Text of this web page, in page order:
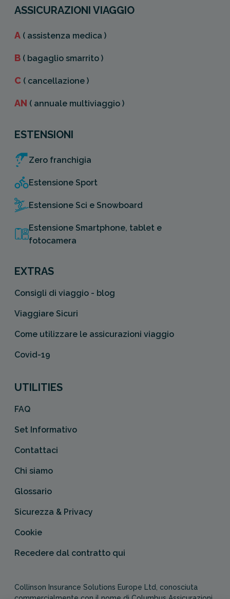
ASSICURAZIONI VIAGGIO
A ( assistenza medica )
B ( bagaglio smarrito )
C ( cancellazione )
AN ( annuale multiviaggio )
ESTENSIONI
Zero franchigia
Estensione Sport
Estensione Sci e Snowboard
Estensione Smartphone, tablet e
fotocamera
EXTRAS
Consigli di viaggio - blog
Viaggiare Sicuri
Come utilizzare le assicurazioni viaggio
Covid-19
UTILITIES
FAQ
Set Informativo
Contattaci
Chi siamo
Glossario
Sicurezza & Privacy
Cookie
Recedere dal contratto qui
Collinson Insurance Solutions Europe Ltd, conosciuta